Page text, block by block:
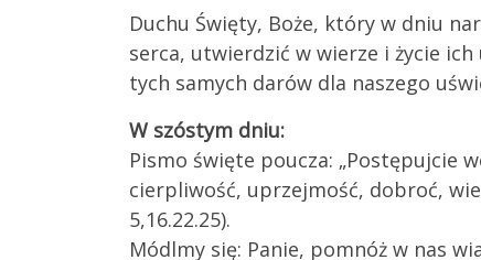
Duchu Święty, Boże, który w dniu
serca, utwierdzić w wierze i życie ich
tych samych darów dla naszego
W szóstym dniu:
Pismo święte poucza: „Postępujcie
cierpliwość, uprzejmość, dobroć,
5,16.22.25).
Módlmy się: Panie, pomnóż w nas